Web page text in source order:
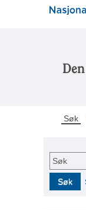
Søk
Søk
Søk